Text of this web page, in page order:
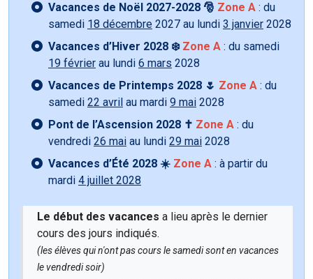
Vacances de Noël 2027-2028 🎅 Zone A : du
samedi 18 décembre 2027 au lundi 3 janvier 2028
Vacances d’Hiver 2028 ❄️ Zone A : du samedi
19 février au lundi 6 mars 2028
Vacances de Printemps 2028 🌷 Zone A : du
samedi 22 avril au mardi 9 mai 2028
Pont de l’Ascension 2028 ✝️ Zone A : du
vendredi 26 mai au lundi 29 mai 2028
Vacances d’Été 2028 ☀️ Zone A : à partir du
mardi 4 juillet 2028
Le début des vacances a lieu après le dernier
cours des jours indiqués.
(les élèves qui n'ont pas cours le samedi sont en vacances
le vendredi soir)